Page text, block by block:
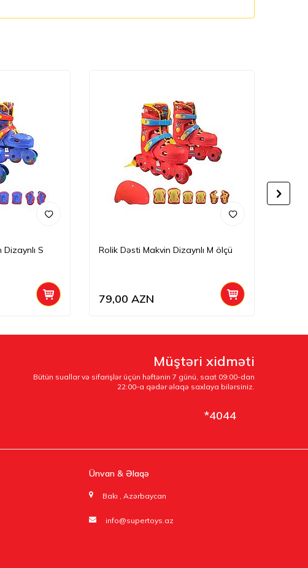
S
Rolik Dəsti Makvin Dizaynlı M ölçü
79,00 AZN
Müştəri xidməti
Bütün suallar və sifarişlər üçün həftənin 7 günü, saat 09:00-dan
22:00-a qədər əlaqə saxlaya bilərsiniz.
*4044
Ünvan & Əlaqə
Bakı , Azərbaycan
info@supertoys.az